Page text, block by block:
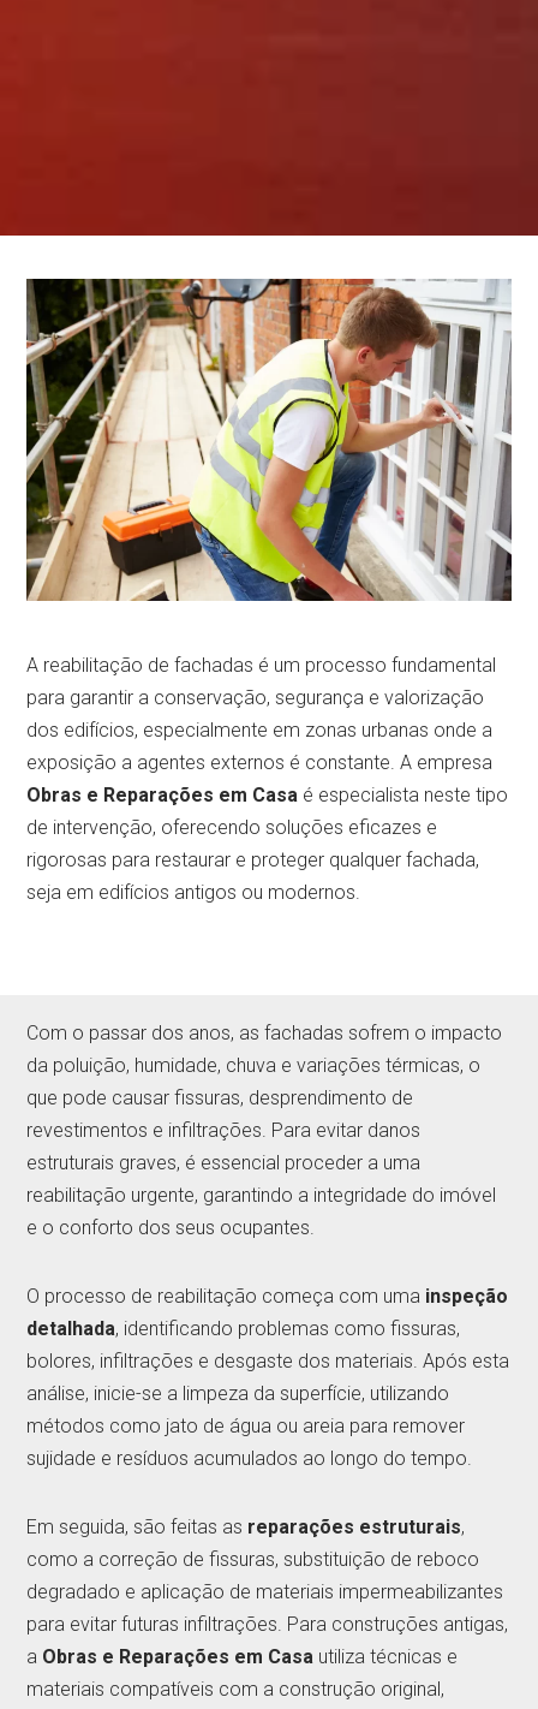
A reabilitação de fachadas é um processo fundamental
para garantir a conservação, segurança e valorização
dos edifícios, especialmente em zonas urbanas onde a
exposição a agentes externos é constante. A empresa
Obras e Reparações em Casa é especialista neste tipo
de intervenção, oferecendo soluções eficazes e
rigorosas para restaurar e proteger qualquer fachada,
seja em edifícios antigos ou modernos.
Com o passar dos anos, as fachadas sofrem o impacto
da poluição, humidade, chuva e variações térmicas, o
que pode causar fissuras, desprendimento de
revestimentos e infiltrações. Para evitar danos
estruturais graves, é essencial proceder a uma
reabilitação urgente, garantindo a integridade do imóvel
e o conforto dos seus ocupantes.
O processo de reabilitação começa com uma inspeção
detalhada, identificando problemas como fissuras,
bolores, infiltrações e desgaste dos materiais. Após esta
análise, inicie-se a limpeza da superfície, utilizando
métodos como jato de água ou areia para remover
sujidade e resíduos acumulados ao longo do tempo.
Em seguida, são feitas as reparações estruturais,
como a correção de fissuras, substituição de reboco
degradado e aplicação de materiais impermeabilizantes
para evitar futuras infiltrações. Para construções antigas,
a Obras e Reparações em Casa utiliza técnicas e
materiais compatíveis com a construção original,